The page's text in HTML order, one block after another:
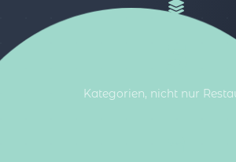
Kategorien, nicht nur